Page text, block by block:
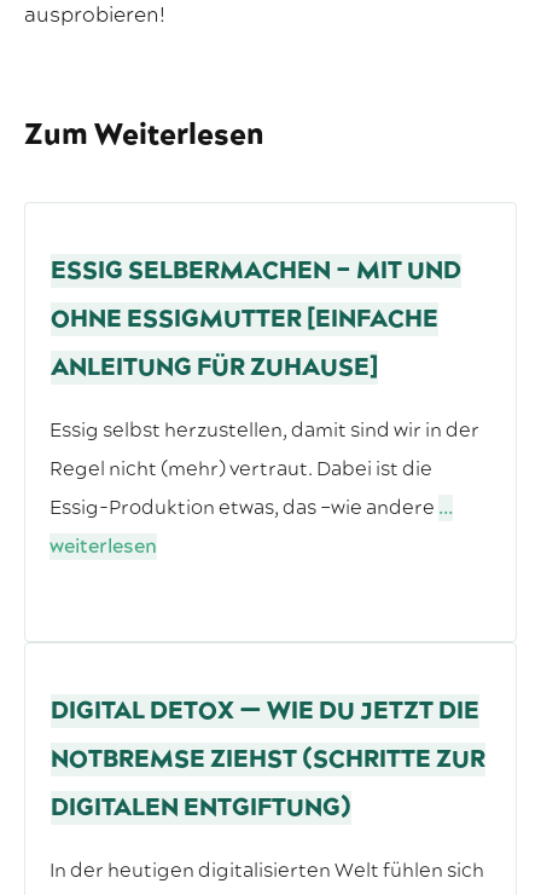
ausprobieren!
Zum Weiterlesen
ESSIG SELBERMACHEN – MIT UND
OHNE ESSIGMUTTER [EINFACHE
ANLEITUNG FÜR ZUHAUSE]
Essig selbst herzustellen, damit sind wir in der
Regel nicht (mehr) vertraut. Dabei ist die
Essig-Produktion etwas, das –wie andere ...
weiterlesen
DIGITAL DETOX — WIE DU JETZT DIE
NOTBREMSE ZIEHST (SCHRITTE ZUR
DIGITALEN ENTGIFTUNG)
In der heutigen digitalisierten Welt fühlen sich